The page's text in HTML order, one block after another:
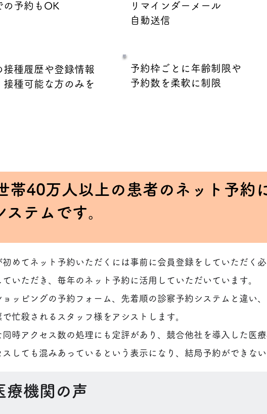
の予約もOK
リマインダーメール
自動送信
接種履歴や登録情報
接種可能な方のみを
予約枠ごとに年齢制限や
予約数を柔軟に制限
帯40万人以上の患者のネット予約
ステムです。
初めてネット予約いただくには事前に会員登録をしていただく
ていただき、毎年のネット予約に活用していただいています。
ョッピングの予約フォーム、先着順の診察予約システムと違い
忙殺されるスタッフ様をアシストします。
同時アクセス数の処理にも定評があり、競合他社を導入した医
スしても混みあっているという表示になり、結局予約ができな
療機関の声